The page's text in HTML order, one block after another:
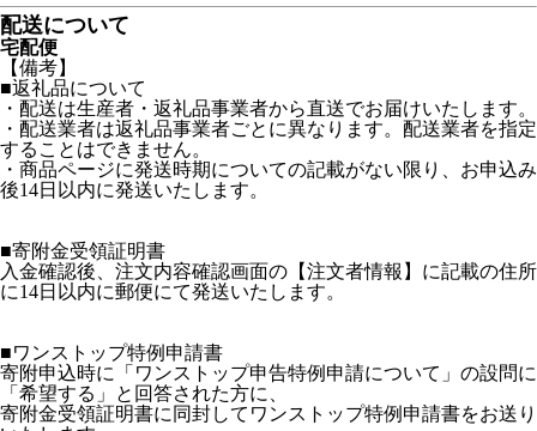
配送について
宅配便
【備考】
■返礼品について
・配送は生産者・返礼品事業者から直送でお届けいたします。
・配送業者は返礼品事業者ごとに異なります。配送業者を指定
することはできません。
・商品ページに発送時期についての記載がない限り、お申込み
後14日以内に発送いたします。
■寄附金受領証明書
入金確認後、注文内容確認画面の【注文者情報】に記載の住所
に14日以内に郵便にて発送いたします。
■ワンストップ特例申請書
寄附申込時に「ワンストップ申告特例申請について」の設問に
「希望する」と回答された方に、
寄附金受領証明書に同封してワンストップ特例申請書をお送り